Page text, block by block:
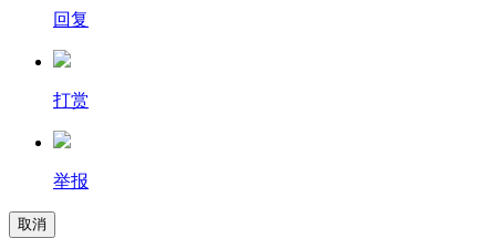
回复
打赏
举报
取消